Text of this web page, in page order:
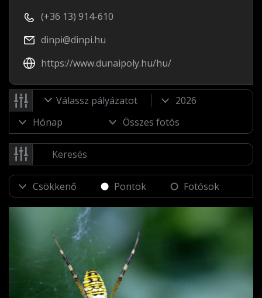
(+36 13) 914-610
dinpi@dinpi.hu
https://www.dunaipoly.hu/hu/
Válassz pályázatot
Pontok Fotósok